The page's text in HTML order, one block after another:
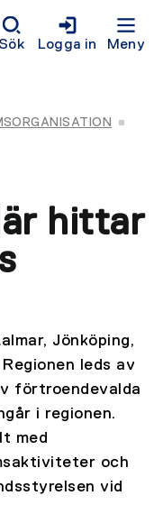
Sök Logga in Meny
hittar
Jönköping,
leds av
förtroendevalda
i regionen.
med
och
vid